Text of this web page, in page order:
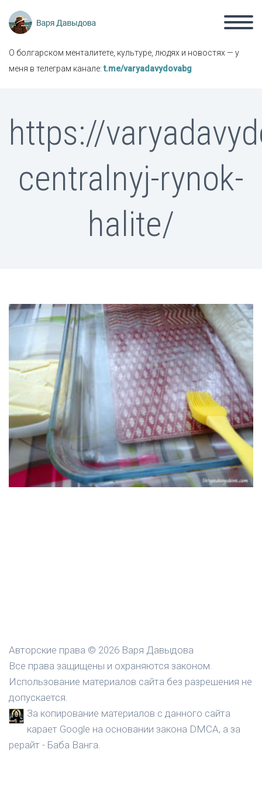
О болгарском менталитете, культуре, людях и новостях — у
меня в телеграм канале:t.me/varyadavydovabg
https://
centralnyj-rynok-
halite/
Авторские права © 2026 Варя Давыдова
Все права защищены и охраняются законом.
Использование материалов сайта без разрешения не
допускается.
За копирование материалов с данного сайта
карает Google на основании закона DMCA, а за
рерайт - Баба Ванга.